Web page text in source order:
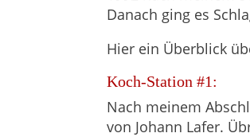
Danach ging es
Hier ein Überblick
Koch-Station #1:
Nach meinem
von Johann Lafer.